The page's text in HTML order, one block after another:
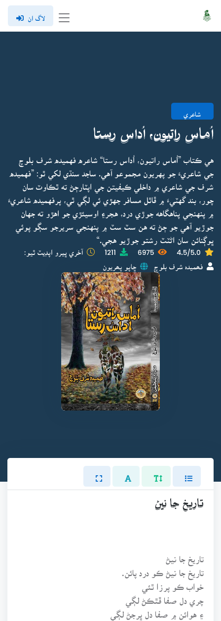
لاگ ان
شاعري
اُماس راتيون، اُداس رستا
هي ڪتاب ”اُماس راتيون، اُداس رستا“ شاعره فهميده شرف بلوچ
جي شاعريءَ جو پهريون مجموعو آهي. ساجد سنڌي لکي ٿو: ”فهميده
شرف جي شاعري ۾ داخلي ڪيفيتن جي اپٽارڄڻ ته ٿڪاوٽ سان
چور، بند گهٽيءَ ۾ ڦاٿل مسافر جهڙي ئي لڳي ٿي، پرفهميده شاعريءَ
۾ پنهنجي پناهگاهه جوڙي درد، هجر۽ اوسيئڙي جو اهڙو ته جهان
جوڙيو آهي جو ڄڻ ته هن سٽ سٽ ۾ پنهنجي سريرجو سڳو پوئي
ڀوڳنائن سان اڻٽٽ رشتو جوڙيو هجي.“
4.5/5.0
6975
1211 آخري ڀيرو اپڊيٽ ٿيو:
فھميدہ شرف بلوچ ڇاپو پھريون
تاريخ جا نيڻ
تاريخ جا نيڻ
تاريخ جا نيڻ ڪو درد پائن.
خواب ڪو پرزا ٿئي
چري دل صفا ڦٿڪڻ لڳي
۽ هوائن ۾ صفا دل ڀرجڻ لڳي